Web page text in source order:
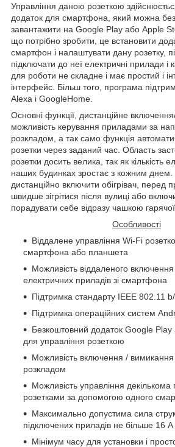
Управління даною розеткою
додаток для смартфона, який можна
завантажити на Google Play або Apple
що потрібно зробити, це встановити
смартфон і налаштувати дану розетку,
підключати до неї електричні прилади
для роботи не складне і має простий і
інтерфейс. Більш того, програма
Alexa і GoogleHome.
Основні функції, дистанційне
можливість керування приладами за
розкладом, а так само функція
розетки через заданий час. Область
розетки досить велика, так як кількість
наших будинках зростає з кожним
дистанційно включити обігрівач,
швидше зігрітися після вулиці або
порадувати себе відразу чашкою гарячої
Особливості
Віддалене управління Wi-Fi
смартфона або планшета
Можливість віддаленого
електричних приладів зі смартфона
Підтримка стандарту IEEE 802.11
Підтримка операційних систем
Безкоштовний додаток Google
для управління розеткою
Можливість включення /
розкладом
Можливість управління декількома
розетками за допомогою одного
Максимально допустима сила
підключених приладів не більше 16 A
Мінімум часу для установки і